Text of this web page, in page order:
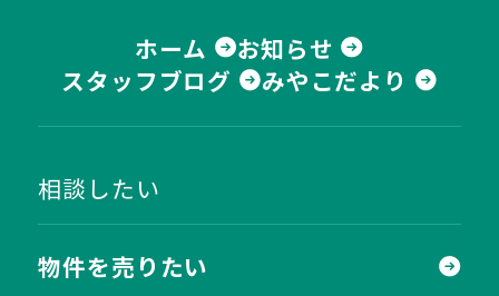
ホーム
お知らせ
スタッフブログ
みやこだより
相談したい
物件を売りたい